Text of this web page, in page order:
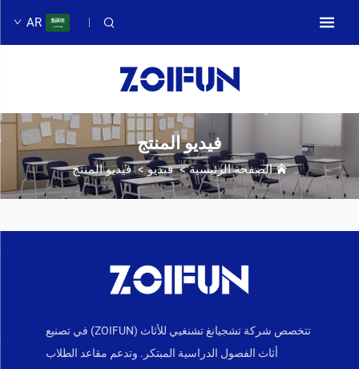
AR
فيديو المنتج
الصفحة الرئيسية>فيديو>فيديو المنتج
تتخصص شركة تشجيانغ تشنغيي للأثاث (ZOIFUN) في تصنيع
أثاث الفصول الدراسية المبتكر. وتدعم مقاعد الطلاب